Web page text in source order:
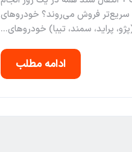
فروش می‌روند؟ خودروهای
پراید، سمند، تیبا) خودروهای...
ادامه مطلب